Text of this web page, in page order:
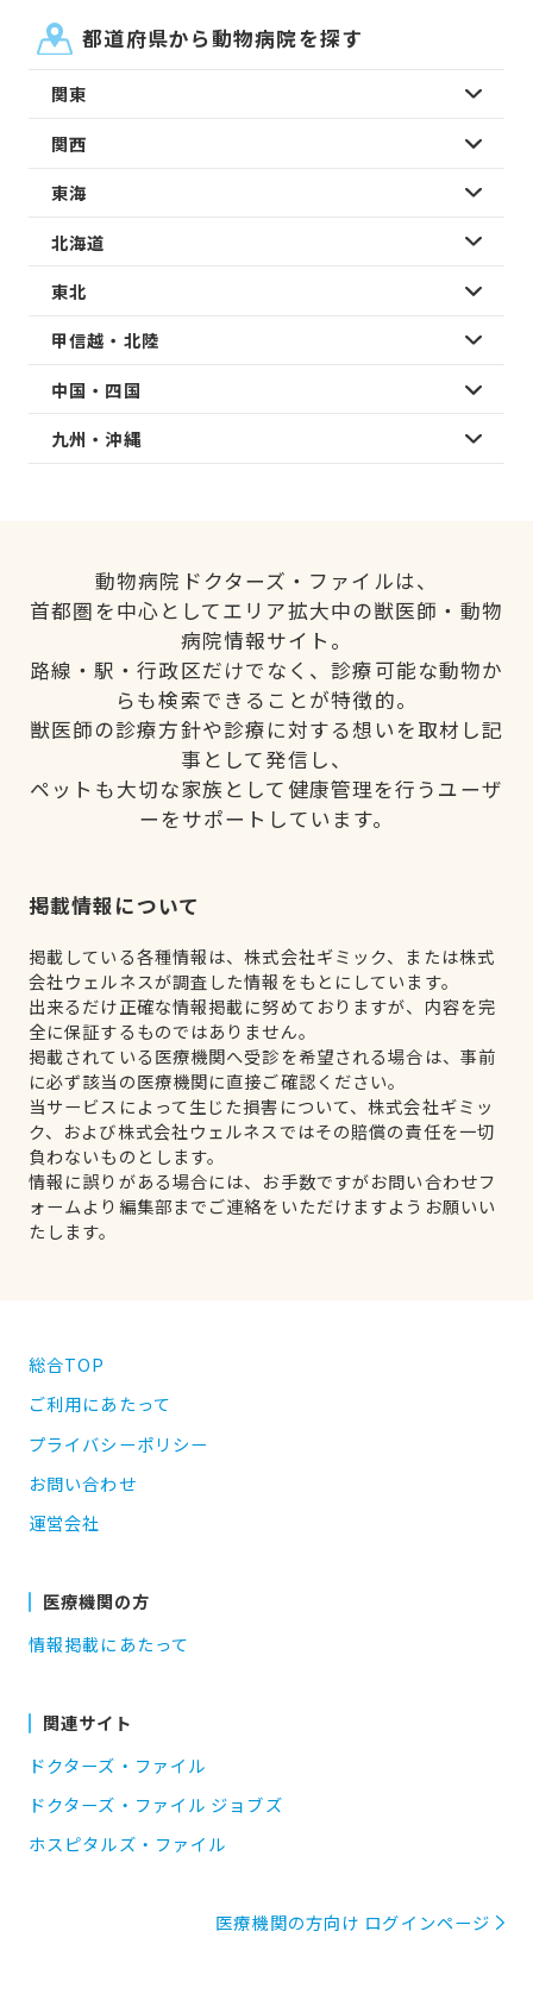
都道府県から動物病院を探す
関東
関西
東海
北海道
東北
甲信越・北陸
中国・四国
九州・沖縄
動物病院ドクターズ・ファイルは、
首都圏を中心としてエリア拡大中の獣医師・動物
病院情報サイト。
路線・駅・行政区だけでなく、診療可能な動物か
らも検索できることが特徴的。
獣医師の診療方針や診療に対する想いを取材し記
事として発信し、
ペットも大切な家族として健康管理を行うユーザ
ーをサポートしています。
掲載情報について
掲載している各種情報は、株式会社ギミック、または株式
会社ウェルネスが調査した情報をもとにしています。
出来るだけ正確な情報掲載に努めておりますが、内容を完
全に保証するものではありません。
掲載されている医療機関へ受診を希望される場合は、事前
に必ず該当の医療機関に直接ご確認ください。
当サービスによって生じた損害について、株式会社ギミッ
ク、および株式会社ウェルネスではその賠償の責任を一切
負わないものとします。
情報に誤りがある場合には、お手数ですがお問い合わせフ
ォームより編集部までご連絡をいただけますようお願いい
たします。
総合TOP
ご利用にあたって
プライバシーポリシー
お問い合わせ
運営会社
医療機関の方
情報掲載にあたって
関連サイト
ドクターズ・ファイル
ドクターズ・ファイル ジョブズ
ホスピタルズ・ファイル
医療機関の方向け ログインページ